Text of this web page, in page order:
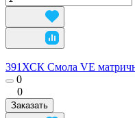
391ХСК Смола VE
0
0
Заказать